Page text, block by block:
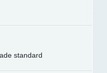
standard